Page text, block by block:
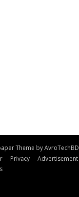
Theme by AvroTechBD
Privacy
Advertisement